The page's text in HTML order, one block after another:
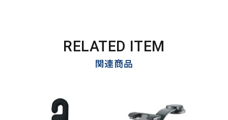
RELATED ITEM
関連商品